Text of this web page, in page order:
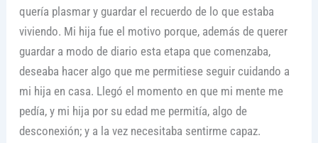
quería plasmar y guardar el recuerdo de lo que estaba
viviendo. Mi hija fue el motivo porque, además de querer
guardar a modo de diario esta etapa que comenzaba,
deseaba hacer algo que me permitiese seguir cuidando a
mi hija en casa. Llegó el momento en que mi mente me
pedía, y mi hija por su edad me permitía, algo de
desconexión; y a la vez necesitaba sentirme capaz.